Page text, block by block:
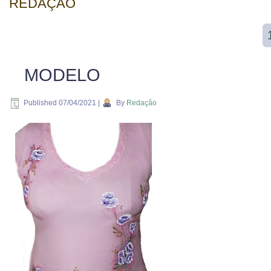
REDAÇÃO
MODELO
Published 07/04/2021 By Redação